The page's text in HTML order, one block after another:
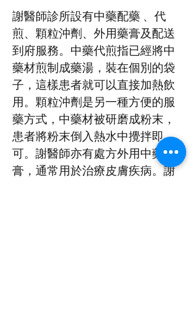
謝醫師診所設有中藥配藥 、代
煎、顆粒沖劑、外用藥膏及配送
到府服務。中藥代煎指已經將中
藥材煎制成藥湯，裝在個別的袋
子，這樣患者就可以直接加熱飲
用。顆粒沖劑是另一種方便的服
藥方式，中藥材被研磨成粉末，
患者將粉末倒入熱水中攪拌即
可。謝醫師亦有處方外用中藥
膏，通常用於治療皮膚疾病。謝